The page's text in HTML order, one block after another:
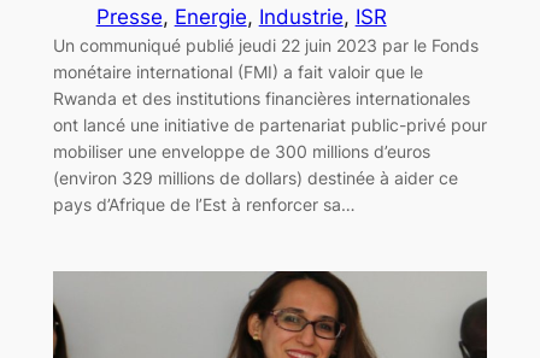
Presse, Energie, Industrie, ISR
Un communiqué publié jeudi 22 juin 2023 par le Fonds
monétaire international (FMI) a fait valoir que le
Rwanda et des institutions financières internationales
ont lancé une initiative de partenariat public-privé pour
mobiliser une enveloppe de 300 millions d’euros
(environ 329 millions de dollars) destinée à aider ce
pays d’Afrique de l’Est à renforcer sa…